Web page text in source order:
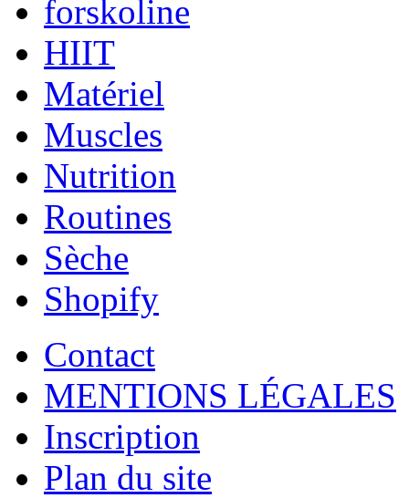
forskoline
HIIT
Matériel
Muscles
Nutrition
Routines
Sèche
Shopify
Contact
MENTIONS LÉGALES
Inscription
Plan du site